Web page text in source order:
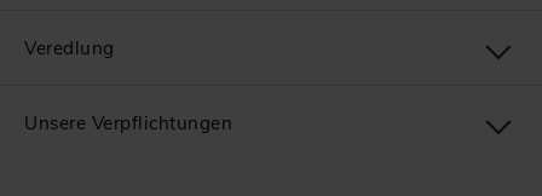
Veredlung
Unsere Verpflichtungen